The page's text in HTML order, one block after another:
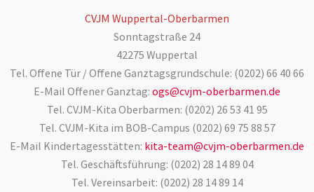
CVJM Wuppertal-Oberbarmen
Sonntagstraße 24
42275 Wuppertal
Tel. Offene Tür / Offene Ganztagsgrundschule: (0202) 66 40 66
E-Mail Offener Ganztag: ogs@cvjm-oberbarmen.de
Tel. CVJM-Kita Oberbarmen: (0202) 26 53 41 95
Tel. CVJM-Kita im BOB-Campus (0202) 69 75 88 57
E-Mail Kindertagesstätten: kita-team@cvjm-oberbarmen.de
Tel. Geschäftsführung: (0202) 28 14 89 04
Tel. Vereinsarbeit: (0202) 28 14 89 14